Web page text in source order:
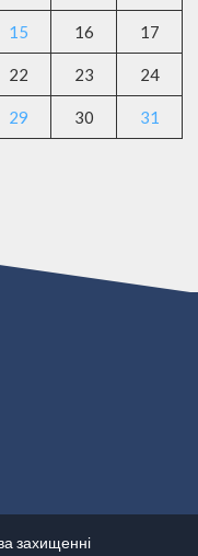
15 16 17
22 23 24
29 30 31
захищенні